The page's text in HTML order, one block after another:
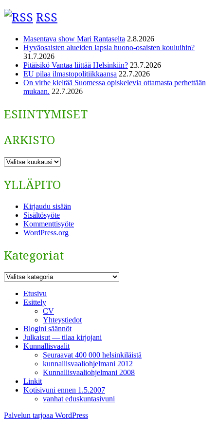
RSS
Masentava show Mari Rantaselta 2.8.2026
Hyväosaisten alueiden lapsia huono-osaisten kouluihin?
31.7.2026
Pitäisikö Vantaa liittää Helsinkiin? 23.7.2026
EU pilaa ilmastopolitiikkaansa 22.7.2026
On virhe kieltää Suomessa opiskelevia ottamasta perhettään
mukaan. 22.7.2026
ESIINTYMISET
ARKISTO
ARKISTO
YLLÄPITO
Kirjaudu sisään
Sisältösyöte
Kommenttisyöte
WordPress.org
Kategoriat
Kategoriat
Etusivu
Esittely
CV
Yhteystiedot
Blogini säännöt
Julkaisut — tilaa kirjojani
Kunnallisvaalit
Seuraavat 400 000 helsinkiläistä
kunnallisvaaliohjelmani 2012
Kunnallisvaaliohjelmani 2008
Linkit
Kotisivuni ennen 1.5.2007
vanhat eduskuntasivuni
Palvelun tarjoaa WordPress